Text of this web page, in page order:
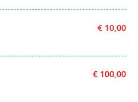
€ 10,00
€ 100,00